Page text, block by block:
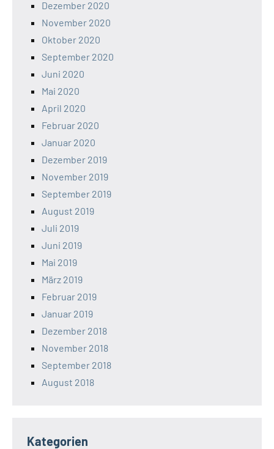
Dezember 2020
November 2020
Oktober 2020
September 2020
Juni 2020
Mai 2020
April 2020
Februar 2020
Januar 2020
Dezember 2019
November 2019
September 2019
August 2019
Juli 2019
Juni 2019
Mai 2019
März 2019
Februar 2019
Januar 2019
Dezember 2018
November 2018
September 2018
August 2018
Kategorien